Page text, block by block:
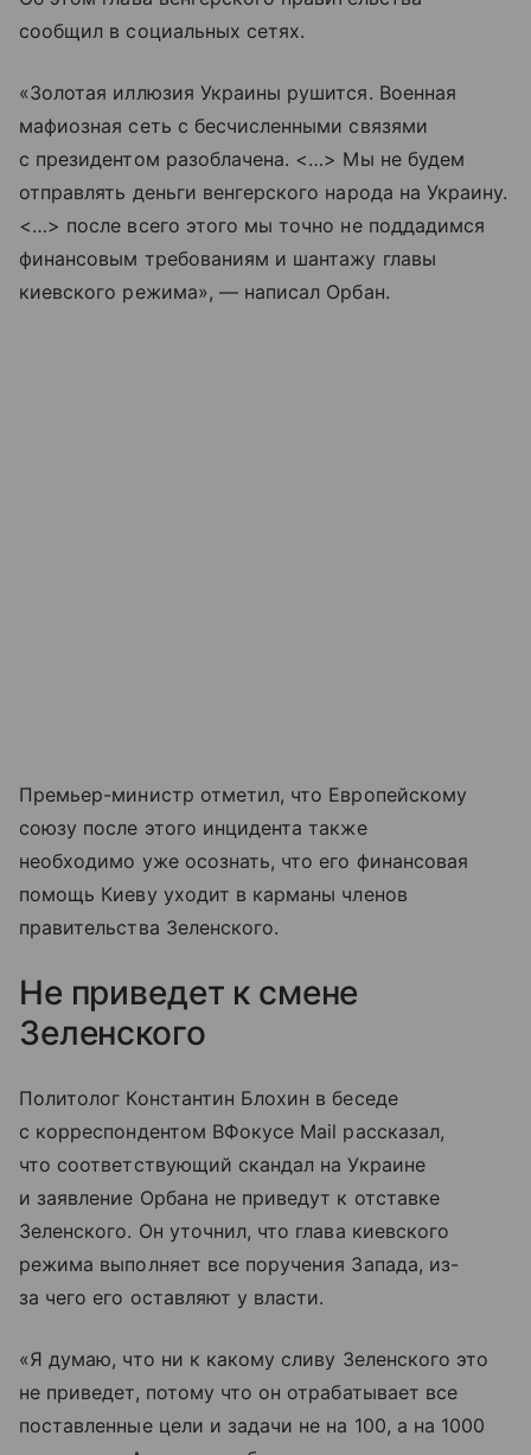
сообщил в социальных сетях.
«Золотая иллюзия Украины рушится. Военная
мафиозная сеть с бесчисленными связями
с президентом разоблачена. <…> Мы не будем
отправлять деньги венгерского народа на Украину.
<…> после всего этого мы точно не поддадимся
финансовым требованиям и шантажу главы
киевского режима», — написал Орбан.
Премьер-министр отметил, что Европейскому
союзу после этого инцидента также
необходимо уже осознать, что его финансовая
помощь Киеву уходит в карманы членов
правительства Зеленского.
Не приведет к смене
Зеленского
Политолог Константин Блохин в беседе
с корреспондентом ВФокусе Mail рассказал,
что соответствующий скандал на Украине
и заявление Орбана не приведут к отставке
Зеленского. Он уточнил, что глава киевского
режима выполняет все поручения Запада, из-
за чего его оставляют у власти.
«Я думаю, что ни к какому сливу Зеленского это
не приведет, потому что он отрабатывает все
поставленные цели и задачи не на 100, а на 1000